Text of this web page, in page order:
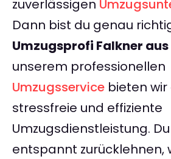
zuverlässigen
Dann bist du genau
Umzugsprofi Falkner aus
unserem professionellen
Umzugsservice bieten wir
stressfreie und effiziente
Umzugsdienstleistung.
entspannt zurücklehnen,